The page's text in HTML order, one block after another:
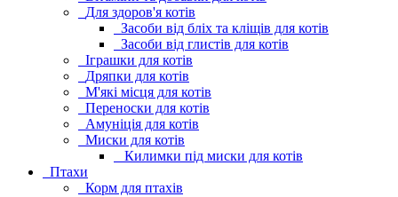
Для здоров'я котів
Засоби від бліх та кліщів для котів
Засоби від глистів для котів
Іграшки для котів
Дряпки для котів
М'які місця для котів
Переноски для котів
Амуніція для котів
Миски для котів
Килимки під миски для котів
Птахи
Корм для птахів